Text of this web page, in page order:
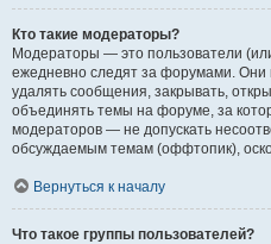
Кто такие модераторы?
Модераторы — это пользователи
ежедневно следят за форумами. Они
удалять сообщения, закрывать,
объединять темы на форуме, за
модераторов — не допускать
обсуждаемым темам (оффтопик),
Вернуться к началу
Что такое группы пользователей?